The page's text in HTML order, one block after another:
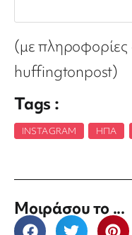
(με
huffingtonpost)
Tags :
INSTAGRAM ΗΠΑ
Μοιράσου το ...